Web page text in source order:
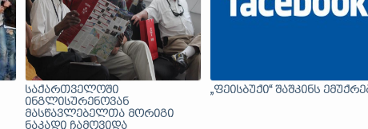
საქართველოში
ინგლისურენოვან
მასწავლებელთა მორიგი
ნაკადი ჩამოვიდა
„ფეისბუქი“ შაშკინს